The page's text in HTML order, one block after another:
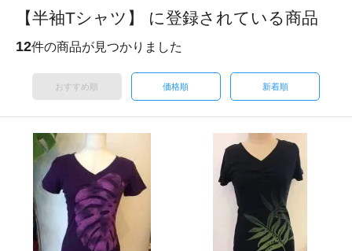
【半袖Tシャツ】 に登録されている商品
12件の商品が見つかりました
おすすめ順 価格順 新着順